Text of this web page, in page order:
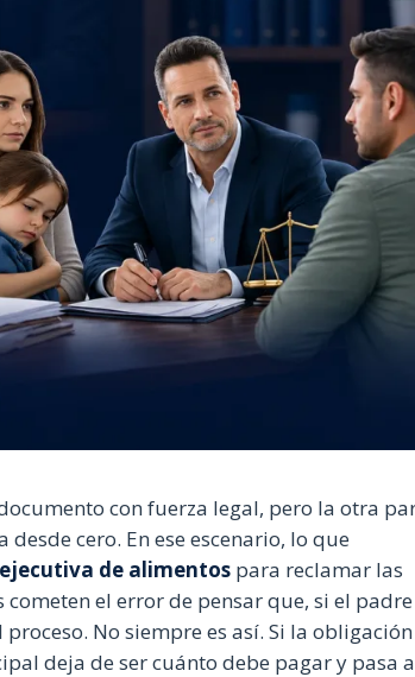
con fuerza legal, pero la otra
cero. En ese escenario, lo que
de alimentos para reclamar las
el error de pensar que, si el
No siempre es así. Si la
deja de ser cuánto debe pagar y pasa